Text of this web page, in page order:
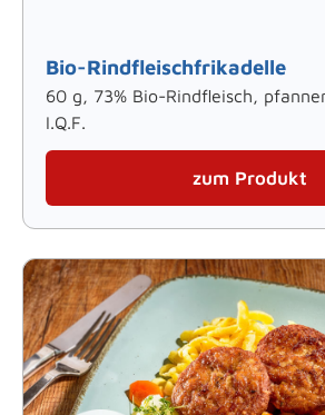
Bio-Rindfleischfrikadelle
60 g, 73% Bio-Rindfleisch,
I.Q.F.
zum Produkt